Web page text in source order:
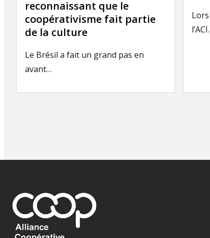
reconnaissant que le
coopérativisme fait partie
de la culture
Le Brésil a fait un grand pas en
avant…